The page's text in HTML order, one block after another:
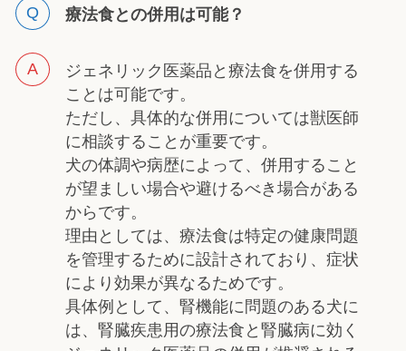
療法食との併用は可能？
ジェネリック医薬品と療法食を併用する
ことは可能です。
ただし、具体的な併用については獣医師
に相談することが重要です。
犬の体調や病歴によって、併用すること
が望ましい場合や避けるべき場合がある
からです。
理由としては、療法食は特定の健康問題
を管理するために設計されており、症状
により効果が異なるためです。
具体例として、腎機能に問題のある犬に
は、腎臓疾患用の療法食と腎臓病に効く